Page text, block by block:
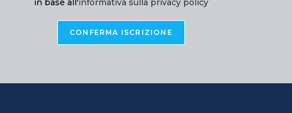
in base all'informativa sulla privacy policy